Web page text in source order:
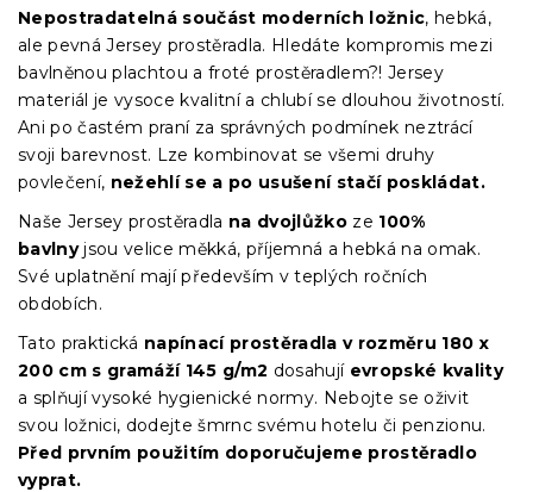
cena:
Nepostradatelná součást moderních ložnic, hebká,
ale pevná Jersey prostěradla. Hledáte kompromis mezi
bavlněnou plachtou a froté prostěradlem?! Jersey
materiál je vysoce kvalitní a chlubí se dlouhou životností.
Ani po častém praní za správných podmínek neztrácí
svoji barevnost. Lze kombinovat se všemi druhy
povlečení, nežehlí se a po usušení stačí poskládat.
Naše Jersey prostěradla na dvojlůžko ze 100%
bavlnyjsou velice měkká, příjemná a hebká na omak.
Své uplatnění mají především v teplých ročních
obdobích.
Tato praktická napínací prostěradla v rozměru 180 x
200 cm s gramáží 145 g/m2 dosahujíevropské kvality
a splňují vysoké hygienické normy. Nebojte se oživit
svou ložnici, dodejte šmrnc svému hotelu či penzionu.
Před prvním použitím doporučujeme prostěradlo
vyprat.